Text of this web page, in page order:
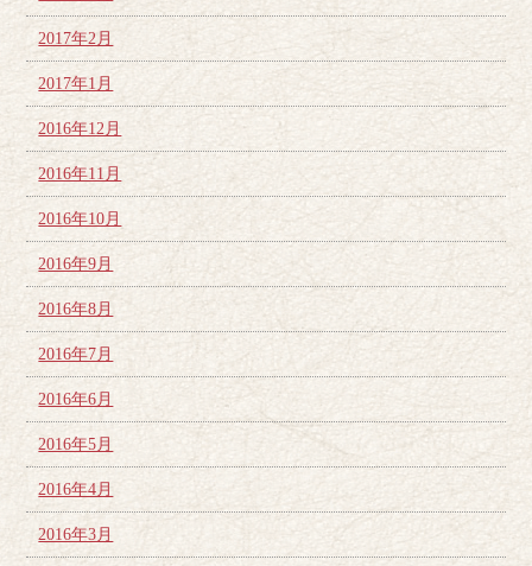
2017年2月
2017年1月
2016年12月
2016年11月
2016年10月
2016年9月
2016年8月
2016年7月
2016年6月
2016年5月
2016年4月
2016年3月